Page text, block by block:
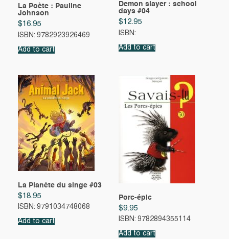
La Poète : Pauline
Johnson
$16.95
ISBN: 9782923926469
Add to cart
Demon slayer : school
days #04
$12.95
ISBN:
Add to cart
La Planète du singe #03
$18.95
ISBN: 9791034748068
Add to cart
Porc-épic
$9.95
ISBN: 9782894355114
Add to cart